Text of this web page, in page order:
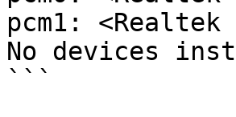
pcm1:
No devices
```